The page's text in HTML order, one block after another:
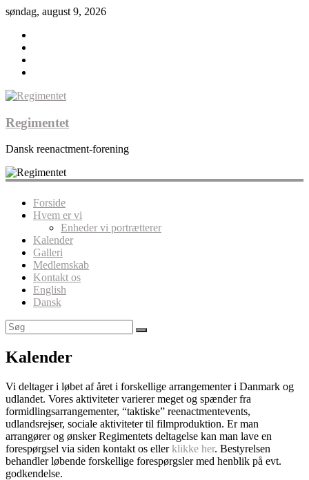
søndag, august 9, 2026
Regimentet
Dansk reenactment-forening
Forside
Hvem er vi
Enheder vi portrætterer
Kalender
Galleri
Medlemskab
Kontakt os
English
Dansk
Kalender
Vi deltager i løbet af året i forskellige arrangementer i Danmark og
udlandet. Vores aktiviteter varierer meget og spænder fra
formidlingsarrangementer, “taktiske” reenactmentevents,
udlandsrejser, sociale aktiviteter til filmproduktion. Er man
arrangører og ønsker Regimentets deltagelse kan man lave en
forespørgsel via siden kontakt os ellerklikke her. Bestyrelsen
behandler løbende forskellige forespørgsler med henblik på evt.
godkendelse.